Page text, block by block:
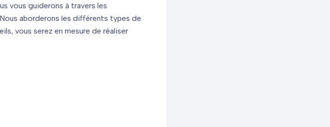
vous guiderons à travers les
aborderons les différents types de
vous serez en mesure de réaliser